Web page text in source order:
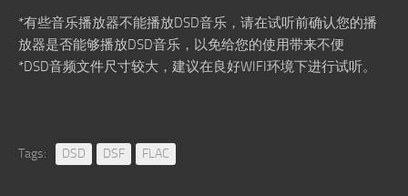
*有些音乐播放器不能播放DSD音乐，请在试听前确认您的播
放器是否能够播放DSD音乐，以免给您的使用带来不便
*DSD音频文件尺寸较大，建议在良好WIFI环境下进行试听。
Tags: DSD DSF FLAC